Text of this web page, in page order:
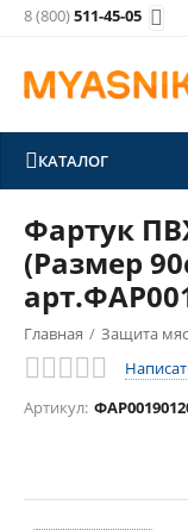
8 (800)511-45-05 
КАТАЛОГ
Фартук
(Размер
Главная / Защита
/
Артикул: